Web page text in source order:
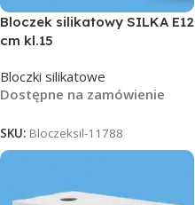
Bloczek silikatowy SILKA E12
cm kl.15
Bloczki silikatowe
Dostępne na zamówienie
SKU: Bloczeksil-11788